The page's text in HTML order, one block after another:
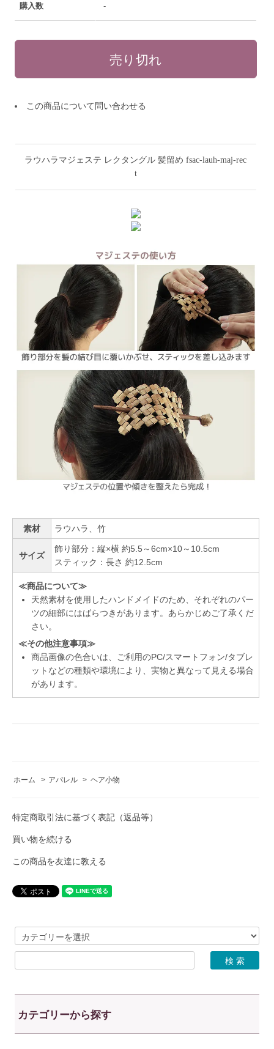
購入数 -
この商品について問い合わせる
ラウハラマジェステ レクタングル 髪留め fsac-lauh-maj-rec
t
素材 ラウハラ、竹
サイズ
飾り部分：縦×横 約5.5～6cm×10～10.5cm
スティック：長さ 約12.5cm
≪商品について≫
天然素材を使用したハンドメイドのため、それぞれのパー
ツの細部にはばらつきがあります。あらかじめご了承くだ
さい。
≪その他注意事項≫
商品画像の色合いは、ご利用のPC/スマートフォン/タブレ
ットなどの種類や環境により、実物と異なって見える場合
があります。
ホーム > アパレル > ヘア小物
特定商取引法に基づく表記（返品等）
買い物を続ける
この商品を友達に教える
カテゴリーから探す